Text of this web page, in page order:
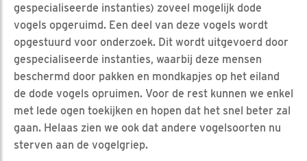
gespecialiseerde instanties) zoveel mogelijk dode
vogels opgeruimd. Een deel van deze vogels wordt
opgestuurd voor onderzoek. Dit wordt uitgevoerd door
gespecialiseerde instanties, waarbij deze mensen
beschermd door pakken en mondkapjes op het eiland
de dode vogels opruimen. Voor de rest kunnen we enkel
met lede ogen toekijken en hopen dat het snel beter zal
gaan. Helaas zien we ook dat andere vogelsoorten nu
sterven aan de vogelgriep.